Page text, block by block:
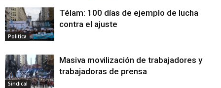
Politica
Télam: 100 días de ejemplo de lucha
contra el ajuste
Sindical
Masiva movilización de trabajadores y
trabajadoras de prensa